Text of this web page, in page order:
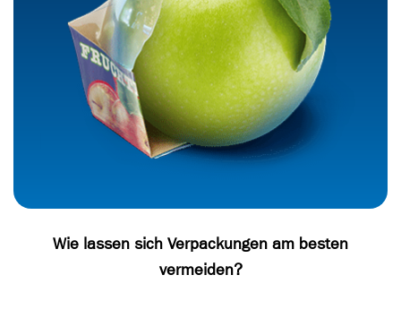
Wie lassen sich Verpackungen am besten
vermeiden?